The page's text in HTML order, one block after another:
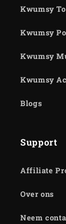
Kwumsy
Kwumsy
Kwumsy
Kwumsy
Blogs
Support
Affiliate
Over ons
Neem